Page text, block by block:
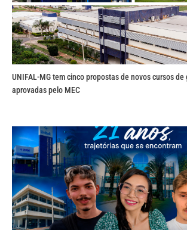
UNIFAL-MG tem cinco propostas de novos cursos de
aprovadas pelo MEC